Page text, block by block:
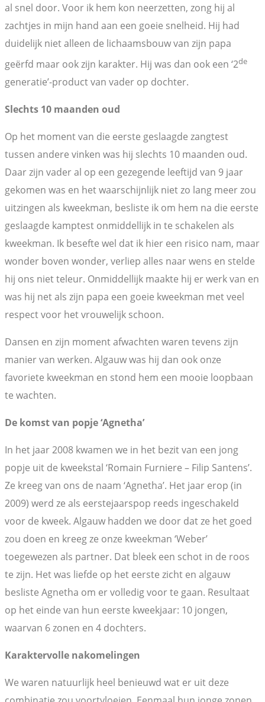
al snel door. Voor ik hem kon neerzetten, zong hij al
zachtjes in mijn hand aan een goeie snelheid. Hij had
duidelijk niet alleen de lichaamsbouw van zijn papa
geërfd maar ook zijn karakter. Hij was dan ook een ‘2de
generatie’-product van vader op dochter.
Slechts 10 maanden oud
Op het moment van die eerste geslaagde zangtest
tussen andere vinken was hij slechts 10 maanden oud.
Daar zijn vader al op een gezegende leeftijd van 9 jaar
gekomen was en het waarschijnlijk niet zo lang meer zou
uitzingen als kweekman, besliste ik om hem na die eerste
geslaagde kamptest onmiddellijk in te schakelen als
kweekman. Ik besefte wel dat ik hier een risico nam, maar
wonder boven wonder, verliep alles naar wens en stelde
hij ons niet teleur. Onmiddellijk maakte hij er werk van en
was hij net als zijn papa een goeie kweekman met veel
respect voor het vrouwelijk schoon.
Dansen en zijn moment afwachten waren tevens zijn
manier van werken. Algauw was hij dan ook onze
favoriete kweekman en stond hem een mooie loopbaan
te wachten.
De komst van popje ‘Agnetha’
In het jaar 2008 kwamen we in het bezit van een jong
popje uit de kweekstal ‘Romain Furniere – Filip Santens’.
Ze kreeg van ons de naam ‘Agnetha’. Het jaar erop (in
2009) werd ze als eerstejaarspop reeds ingeschakeld
voor de kweek. Algauw hadden we door dat ze het goed
zou doen en kreeg ze onze kweekman ‘Weber’
toegewezen als partner. Dat bleek een schot in de roos
te zijn. Het was liefde op het eerste zicht en algauw
besliste Agnetha om er volledig voor te gaan. Resultaat
op het einde van hun eerste kweekjaar: 10 jongen,
waarvan 6 zonen en 4 dochters.
Karaktervolle nakomelingen
We waren natuurlijk heel benieuwd wat er uit deze